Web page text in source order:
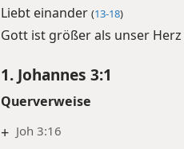
Liebt einander (13-18)
Gott ist größer als unser Herz
1. Johannes 3:1
Querverweise
+ Joh 3:16